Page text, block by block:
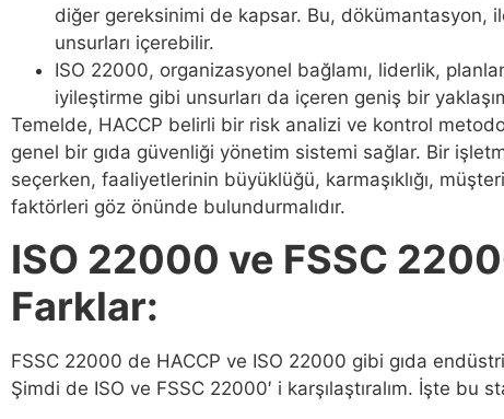
diğer gereksinimi de kapsar. Bu, dökümantasyon,
unsurları içerebilir.
ISO 22000, organizasyonel bağlamı, liderlik,
iyileştirme gibi unsurları da içeren geniş bir
Temelde, HACCP belirli bir risk analizi ve kontrol
genel bir gıda güvenliği yönetim sistemi sağlar. Bir
seçerken, faaliyetlerinin büyüklüğü, karmaşıklığı,
faktörleri göz önünde bulundurmalıdır.
ISO 22000 ve FSSC
Farklar:
FSSC 22000 de HACCP ve ISO 22000 gibi gıda
Şimdi de ISO ve FSSC 22000′ i karşılaştıralım. İşte bu